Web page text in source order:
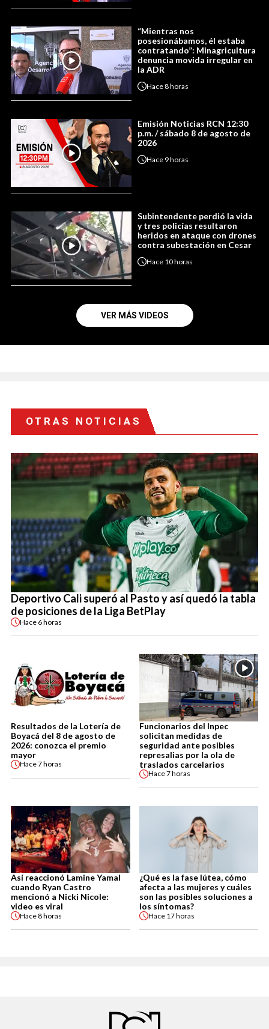
“Mientras nos
posesionábamos, él estaba
contratando”: Minagricultura
denuncia movida irregular en
la ADR
Hace8 horas
Emisión Noticias RCN 12:30
p.m. / sábado 8 de agosto de
2026
Hace 9 horas
Subintendente perdió la vida
y tres policías resultaron
heridos en ataque con drones
contra subestación en Cesar
Hace 10 horas
VER MÁS VIDEOS
OTRAS NOTICIAS
Deportivo Cali superó al Pasto y así quedó la tabla
de posiciones de la Liga BetPlay
Hace 6 horas
Resultados de la Lotería de
Boyacá del 8 de agosto de
2026: conozca el premio
mayor
Hace7 horas
Funcionarios del Inpec
solicitan medidas de
seguridad ante posibles
represalias por la ola de
traslados carcelarios
Hace7 horas
Así reaccionó Lamine Yamal
cuando Ryan Castro
mencionó a Nicki Nicole:
video es viral
Hace8 horas
¿Qué es la fase lútea, cómo
afecta a las mujeres y cuáles
son las posibles soluciones a
los síntomas?
Hace 17 horas